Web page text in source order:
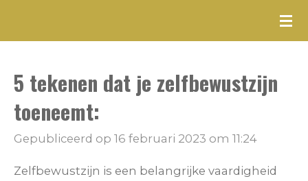
de
5 tekenen dat je zelfbewustzijn
toeneemt:
Gepubliceerd op 16 februari 2023 om 11:24
Zelfbewustzijn is een belangrijke vaardigheid